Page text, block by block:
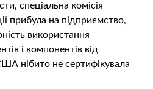
спеціальна комісія
прибула на підприємство,
використання
і компонентів від
нібито не сертифікувала